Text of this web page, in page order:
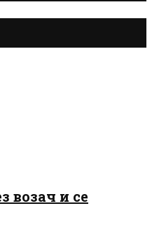
возач и се